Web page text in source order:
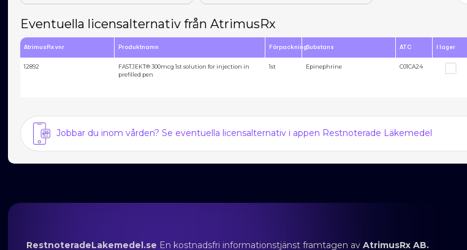
Eventuella licensalternativ från AtrimusRx
AtrimusRx vnr Produktnamn FörpackningSubstans ATC I lager
12892
FASTJEKT® 300mcg 1st solution for injection in
prefilled pen
1st Epinephrine C01CA24
Jobbar du inom vården? Se eventuella licensalternativ i appen Restnoterade Läkemedel
RestnoteradeLakemedel.se En kostnadsfri informationstjänst framtagen avAtrimusRx AB.